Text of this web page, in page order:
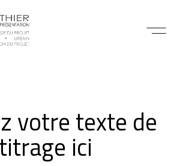
votre texte de
titrage ici